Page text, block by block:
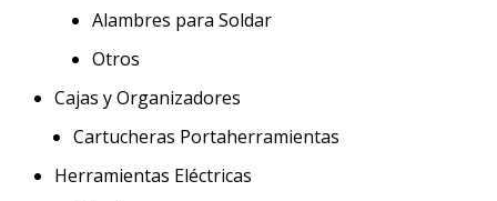
Alambres para Soldar
Otros
Cajas y Organizadores
Cartucheras Portaherramientas
Herramientas Eléctricas